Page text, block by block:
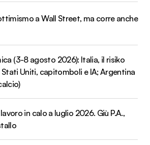
a Wall Street, ma corre anche
(3-8 agosto 2026): Italia, il risiko
Uniti, capitomboli e IA; Argentina
in calo a luglio 2026. Giù P.A.,